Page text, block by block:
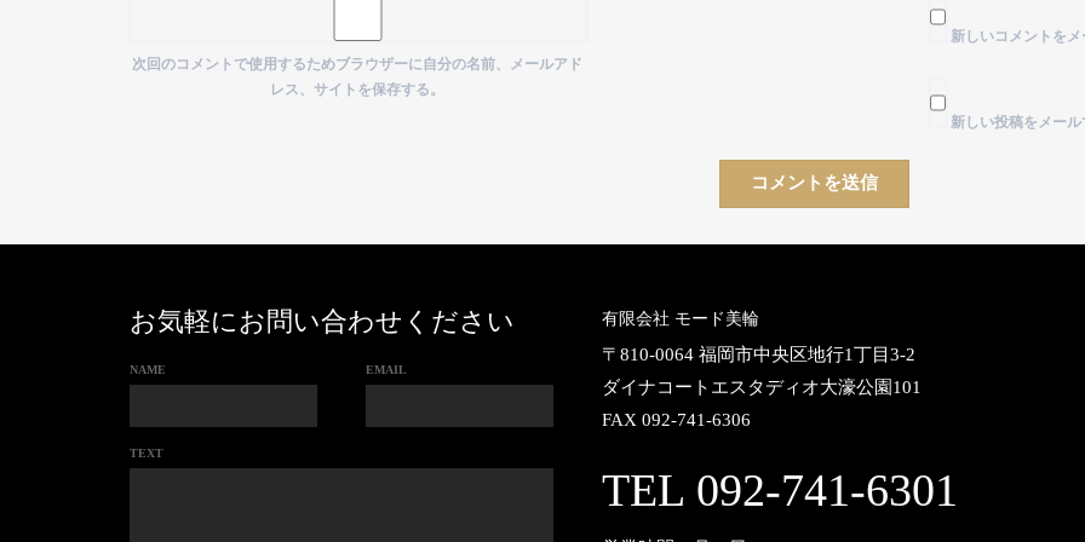
次回のコメントで使用するためブラウザーに自分の名前、メールアド
レス、サイトを保存する。
新しいコメントを
新しい投稿をメール
お気軽にお問い合わせください
NAME EMAIL
TEXT
有限会社 モード美輪
〒810-0064 福岡市中央区地行1丁目3-2
ダイナコートエスタディオ大濠公園101
FAX 092-741-6306
TEL 092-741-6301